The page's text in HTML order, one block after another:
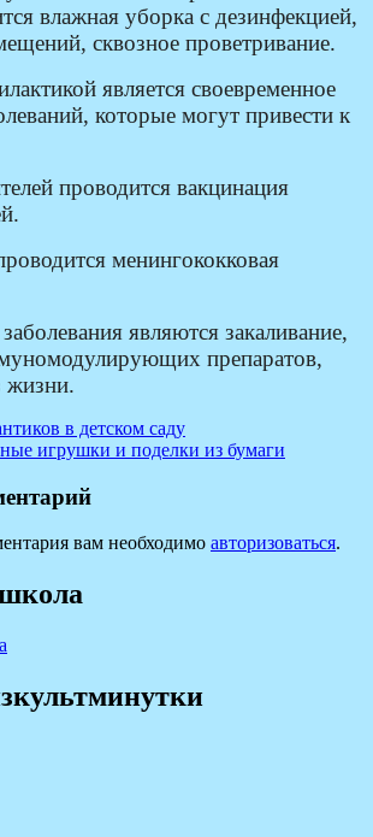
влажная уборка с дезинфекцией,
сквозное проветривание.
является своевременное
которые могут привести к
проводится вакцинация
менингококковая
являются закаливание,
препаратов,
жизни.
в детском саду
игрушки и поделки из бумаги
вам необходимо авторизоваться.